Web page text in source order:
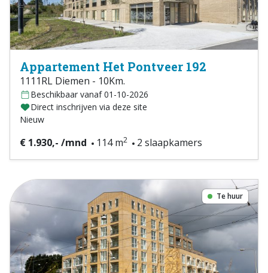
Appartement Het Pontveer 192
1111RL Diemen - 10Km.
Beschikbaar vanaf 01-10-2026
Direct inschrijven via deze site
Nieuw
€ 1.930,- /mnd 114 m2 2 slaapkamers
Te huur